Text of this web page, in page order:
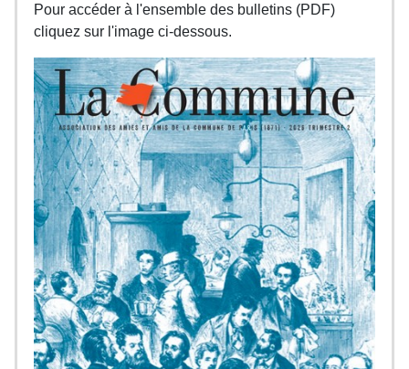
Pour accéder à l'ensemble des bulletins (PDF)
cliquez sur l'image ci-dessous.